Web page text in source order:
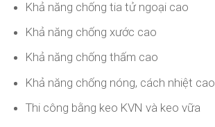
Khả năng chống tia tử ngoại cao
Khả năng chống xước cao
Khả năng chống thấm cao
Khả năng chống nóng, cách nhiệt cao
Thi công bằng keo KVN và keo vữa